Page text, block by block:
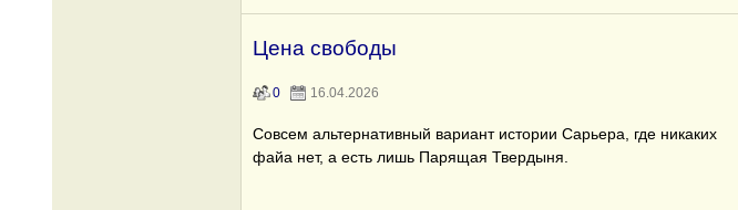
Цена свободы
0 16.04.2026
Совсем альтернативный вариант истории Сарьера, где никаких
файа нет, а есть лишь Парящая Твердыня.